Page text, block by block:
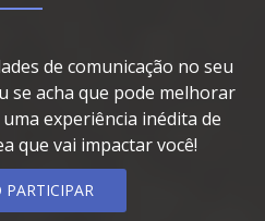
de comunicação no seu
se acha que pode melhorar
experiência inédita de
que vai impactar você!
PARTICIPAR